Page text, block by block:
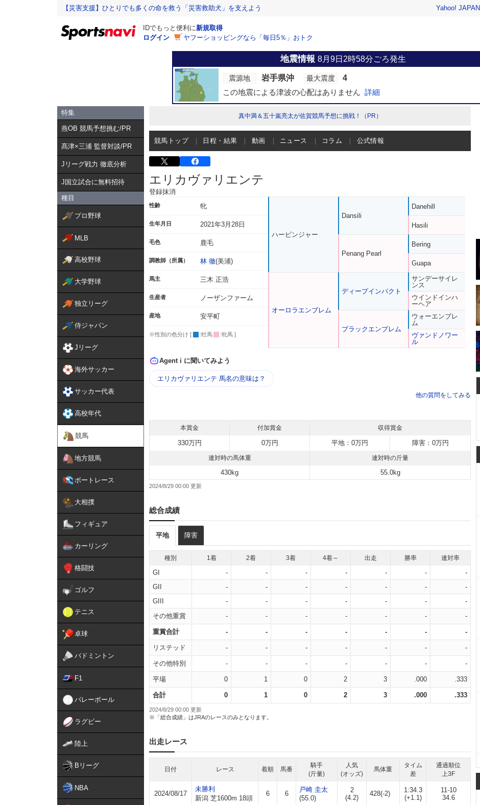
【災害支援】ひとりでも多くの命を救う「災害救助犬」を支えよう Yahoo! JAPAN
IDでもっと便利に新規取得
ログイン
ヤフーショッピングなら「毎日5％」おトク
地震情報 8月9日2時58分ごろ発生
震源地 岩手県沖 最大震度
4
この地震による津波の心配はありません 詳細
特集
燕OB 競馬予想挑む/PR
髙津×三浦 監督対談/PR
Jリーグ戦力 徹底分析
J国立試合に無料招待
種目
プロ野球
MLB
高校野球
大学野球
独立リーグ
侍ジャパン
Jリーグ
海外サッカー
サッカー代表
高校年代
競馬
地方競馬
ボートレース
大相撲
フィギュア
カーリング
格闘技
ゴルフ
テニス
卓球
バドミントン
F1
バレーボール
ラグビー
陸上
Bリーグ
NBA
真中満＆五十嵐亮太が佐賀競馬予想に挑戦！（PR）
競馬トップ 日程・結果 動画 ニュース コラム 公式情報
エリカヴァリエンテ
登録抹消
性齢 牝
生年月日 2021年3月28日
毛色 鹿毛
調教師（所属） 林 徹(美浦)
馬主 三木 正浩
生産者 ノーザンファーム
産地 安平町
※性別の色分け [ :牡馬 :牝馬 ]
ハービンジャー
オーロラエンブレム
Dansili
Penang Pearl
ディープインパクト
ブラックエンブレム
Danehill
Hasili
Bering
Guapa
サンデーサイレ
ンス
ウインドインハ
ーヘア
ウォーエンブレ
ム
ヴァンドノワー
ル
Agent i に聞いてみよう
エリカヴァリエンテ 馬名の意味は？
他の質問をしてみる
本賞金 付加賞金 収得賞金
330万円 0万円 平地：0万円 障害：0万円
連対時の馬体重 連対時の斤量
430kg 55.0kg
2024/8/29 00:00
総合成績
平地 障害
種別 1着 2着 3着 4着～ 出走 勝率 連対率
GI - - - - - -
-
GII
- - - - - -
-
GIII
- - - - - -
-
その他重賞
- - - - - - -
重賞合計 - - - - - - -
リステッド - - - - - - -
その他特別 - - - - - - -
平場 0 1 0 2 3 .000 .333
合計 0 1 0 2 3 .000 .333
2024/8/29 00:00 更新
※「総合成績」はJRAのレースのみとなります。
出走レース
日付 レース 着順 馬番
騎手
(斤量)
人気
(オッズ)
馬体重
タイム
差
通過順位
上3F
2024/08/17
未勝利
新潟 芝1600m 18頭
6 6
戸崎 圭太
(55.0)
2
(4.2)
428(-2)
1:34.3
(+1.1)
11-10
34.6